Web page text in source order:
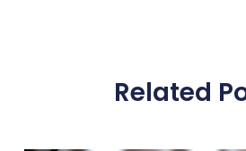
Related